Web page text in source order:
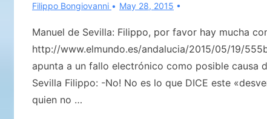
Filippo Bongiovanni May 28, 2015
Manuel de Sevilla: Filippo, por favor hay mucha
http://www.elmundo.es/andalucia/2015/05/19/
apunta a un fallo electrónico como posible causa
Sevilla Filippo: -No! No es lo que DICE este
quien no …